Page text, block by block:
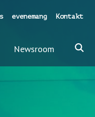
Newsroom
evenemang Kontakt